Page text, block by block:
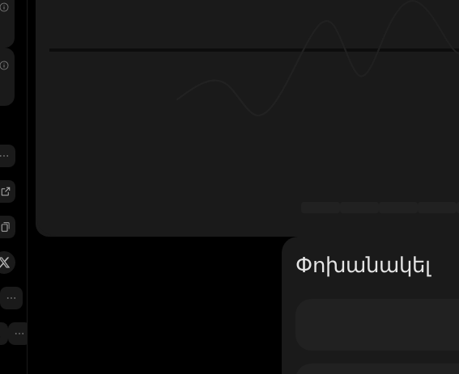
Փոխանակել